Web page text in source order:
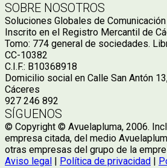
SOBRE NOSOTROS
Soluciones Globales de Comunicación
Inscrito en el Registro Mercantil de
Tomo: 774 general de sociedades.
CC-10382
C.I.F.: B10368918
Domicilio social en Calle San Antón
Cáceres
927 246 892
SÍGUENOS
© Copyright © Avuelapluma, 2006.
empresa citada, del medio
otras empresas del grupo de la
Aviso legal | Política de privacidad |